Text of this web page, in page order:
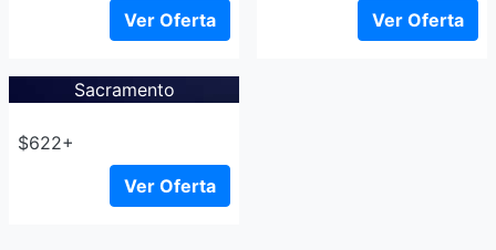
Ver Oferta
Ver Oferta
Sacramento
$622+
Ver Oferta